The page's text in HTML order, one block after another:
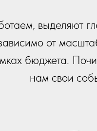
выделяют
от
бюджета.
нам свои